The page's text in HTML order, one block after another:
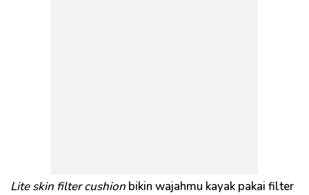
Lite skin filter cushion bikin wajahmu kayak pakai filter